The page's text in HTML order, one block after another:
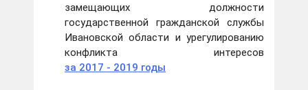
замещающих должности
государственной гражданской службы
Ивановской области и урегулированию
конфликта интересов
за 2017 - 2019 годы